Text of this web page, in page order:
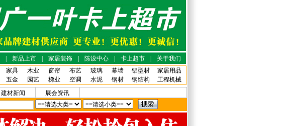
新品上市 家居装饰 陈设中心 卡上超市
关于我们
家具 木业 窗帘 布艺 玻璃 幕墙 铝型材
家居用品
五金 园艺 梯业 空调 水泥 钢材 钢结构 工程机械
建材新闻
展会资讯